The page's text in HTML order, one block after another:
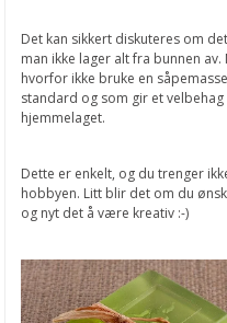
Det kan sikkert diskuteres om
man ikke lager alt fra bunnen
hvorfor ikke bruke en
standard og som gir et
hjemmelaget.
Dette er enkelt, og du trenger
hobbyen. Litt blir det om du
og nyt det å være kreativ :-)